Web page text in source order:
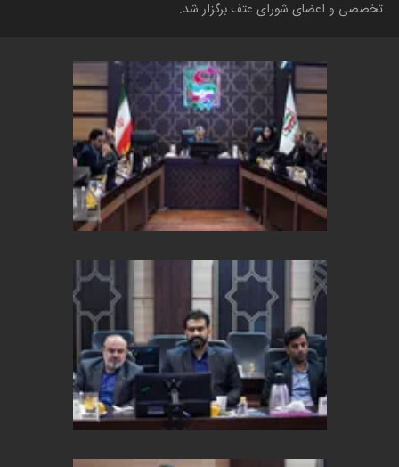
تخصصی و اعضای شورای عتف برگزار شد.